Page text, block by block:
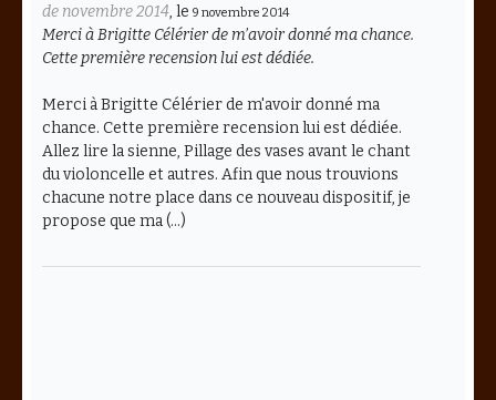
de novembre 2014, le 9 novembre 2014
Merci à Brigitte Célérier de m’avoir donné ma chance.
Cette première recension lui est dédiée.
Merci à Brigitte Célérier de m'avoir donné ma
chance. Cette première recension lui est dédiée.
Allez lire la sienne, Pillage des vases avant le chant
du violoncelle et autres. Afin que nous trouvions
chacune notre place dans ce nouveau dispositif, je
propose que ma (…)